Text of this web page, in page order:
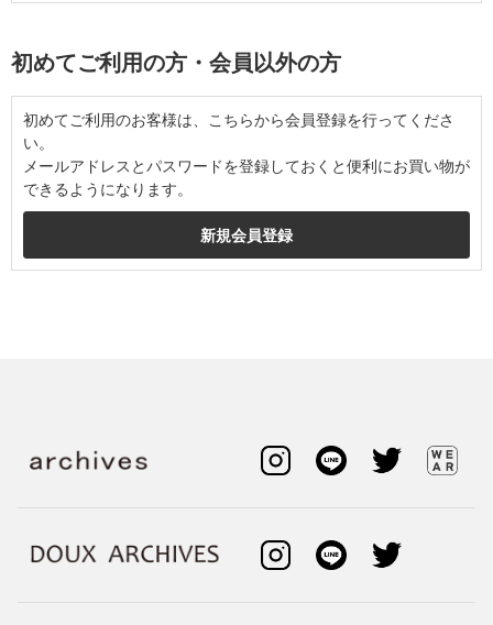
初めてご利用の方・会員以外の方
初めてご利用のお客様は、こちらから会員登録を行ってくださ
い。
メールアドレスとパスワードを登録しておくと便利にお買い物が
できるようになります。